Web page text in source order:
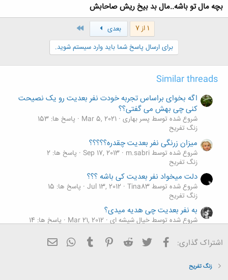
کلیک کنید تا باز شود...
بچه مال تو باشه..مال بد بیخ ریش صاحابش
1 از 7 بعدی
برای ارسال پاسخ شما باید وارد سیستم شوید.
Similar threads
اگه بخوای براساس تجربه خودت نفر بعدیت رو یک نصیحت
کنی چی بهش می گفتی؟؟
شروع شده توسط پسر بهاری Mar 5, 2021
پاسخ ها: 153
زنگ تفريح
میزان زرنگی نفر بعدیت چقدره؟؟؟؟؟
شروع شده توسط m.sabri Sep 17, 2013 پاسخ ها: 2
زنگ تفريح
دلت میخواد نفر بعدیت کی باشه ؟؟؟
شروع شده توسط Tina83 Jul 13, 2012 پاسخ ها: 15
زنگ تفريح
به نفر بعدیت چی هدیه میدی؟
شروع شده توسط خیال شیشه ای Mar 21, 2012
پاسخ ها: 14
M از نفر بعدیت یه سوال علمی بپرس ...
زنگ تفريح
اشتراک گذاری: فیسبوک تویتر Reddit
Pinterest
Tumblr
WhatsApp
زنگ تفريح